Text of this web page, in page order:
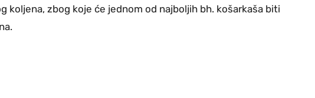
koljena, zbog koje će jednom od najboljih bh. košarkaša biti